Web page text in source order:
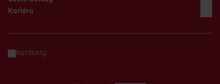
Kariéra
Kontakty